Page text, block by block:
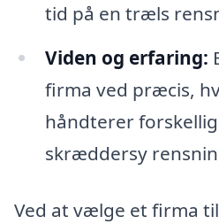
tid på en træls
Viden og erfaring:
firma ved præcis,
håndterer
skræddersy
Ved at vælge et firma